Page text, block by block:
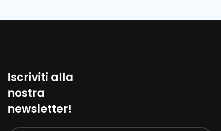
Iscriviti alla
nostra
newsletter!